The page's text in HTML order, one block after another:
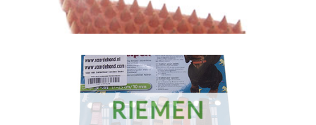
RIEMEN